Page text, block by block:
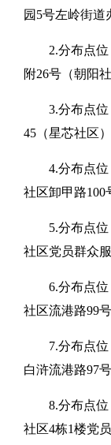
园5号左岭街道
2.分布点
附26号（朝阳社
3.分布点
45（星芯社区）
4.分布点
社区卸甲路100
5.分布点
社区党员群众
6.分布点
社区流港路99
7.分布点
白浒流港路97
8.分布点
社区4栋1楼党